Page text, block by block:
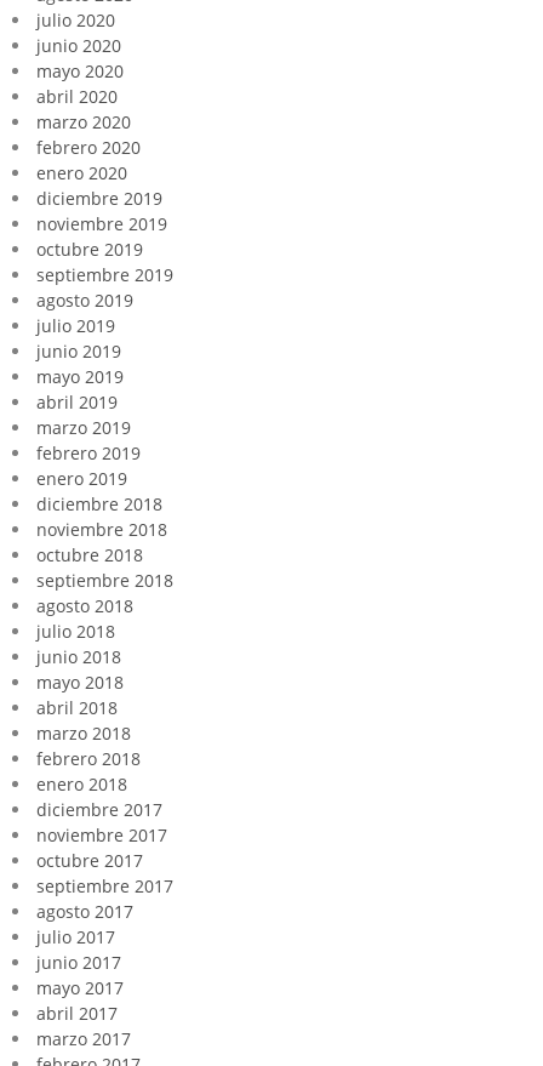
julio 2020
junio 2020
mayo 2020
abril 2020
marzo 2020
febrero 2020
enero 2020
diciembre 2019
noviembre 2019
octubre 2019
septiembre 2019
agosto 2019
julio 2019
junio 2019
mayo 2019
abril 2019
marzo 2019
febrero 2019
enero 2019
diciembre 2018
noviembre 2018
octubre 2018
septiembre 2018
agosto 2018
julio 2018
junio 2018
mayo 2018
abril 2018
marzo 2018
febrero 2018
enero 2018
diciembre 2017
noviembre 2017
octubre 2017
septiembre 2017
agosto 2017
julio 2017
junio 2017
mayo 2017
abril 2017
marzo 2017